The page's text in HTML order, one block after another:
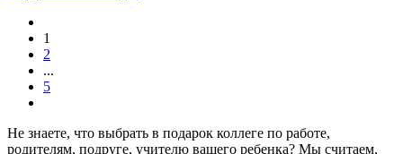
1
2
...
5
Не знаете, что выбрать в подарок коллеге по работе,
родителям, подруге, учителю вашего ребенка? Мы считаем,